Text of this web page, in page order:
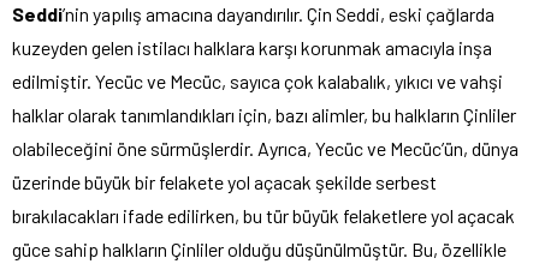
Seddi’nin yapılış amacına dayandırılır. Çin Seddi, eski çağlarda
kuzeyden gelen istilacı halklara karşı korunmak amacıyla inşa
edilmiştir. Yecüc ve Mecüc, sayıca çok kalabalık, yıkıcı ve vahşi
halklar olarak tanımlandıkları için, bazı alimler, bu halkların Çinliler
olabileceğini öne sürmüşlerdir. Ayrıca, Yecüc ve Mecüc’ün, dünya
üzerinde büyük bir felakete yol açacak şekilde serbest
bırakılacakları ifade edilirken, bu tür büyük felaketlere yol açacak
güce sahip halkların Çinliler olduğu düşünülmüştür. Bu, özellikle